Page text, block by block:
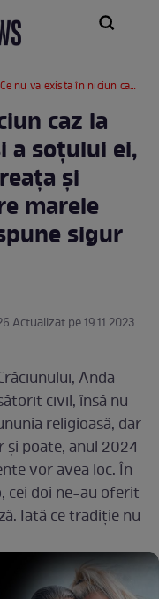
în niciun caz la nunta Andei Adam și a soțului ei, de anul viitor! Cântăreața și Joseph, detalii despre marele eveniment: ”Vă pot spune sigur asta” / VIDEO
caz la
a soțului ei,
și
marele
sigur
Actualizat pe 19.11.2023
Anda
civil, însă nu
religioasă, dar
și poate, anul 2024
vor avea loc. În
cei doi ne-au oferit
Iată ce tradiție nu